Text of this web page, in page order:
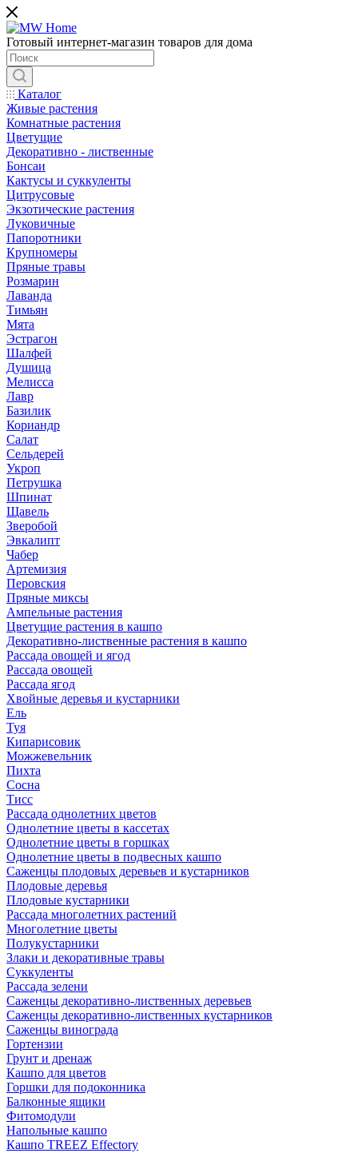
Готовый интернет-магазин товаров для дома
Каталог
Живые растения
Комнатные растения
Цветущие
Декоративно - лиственные
Бонсаи
Кактусы и суккуленты
Цитрусовые
Экзотические растения
Луковичные
Папоротники
Крупномеры
Пряные травы
Розмарин
Лаванда
Тимьян
Мята
Эстрагон
Шалфей
Душица
Мелисса
Лавр
Базилик
Кориандр
Салат
Сельдерей
Укроп
Петрушка
Шпинат
Щавель
Зверобой
Эвкалипт
Чабер
Артемизия
Перовския
Пряные миксы
Ампельные растения
Цветущие растения в кашпо
Декоративно-лиственные растения в кашпо
Рассада овощей и ягод
Рассада овощей
Рассада ягод
Хвойные деревья и кустарники
Ель
Туя
Кипарисовик
Можжевельник
Пихта
Сосна
Тисc
Рассада однолетних цветов
Однолетние цветы в кассетах
Однолетние цветы в горшках
Однолетние цветы в подвесных кашпо
Саженцы плодовых деревьев и кустарников
Плодовые деревья
Плодовые кустарники
Рассада многолетних растений
Многолетние цветы
Полукустарники
Злаки и декоративные травы
Суккуленты
Рассада зелени
Саженцы декоративно-лиственных деревьев
Саженцы декоративно-лиственных кустарников
Саженцы винограда
Гортензии
Грунт и дренаж
Кашпо для цветов
Горшки для подоконника
Балконные ящики
Фитомодули
Напольные кашпо
Кашпо TREEZ Effectory